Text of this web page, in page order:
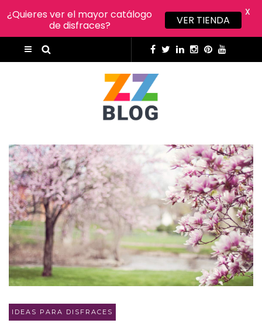
IDEAS PARA DISFRACES
¿Quieres ver el mayor catálogo
de disfraces?
VER TIENDA
X